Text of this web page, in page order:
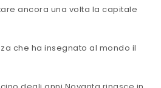
ancora una volta la capitale
che ha insegnato al mondo il